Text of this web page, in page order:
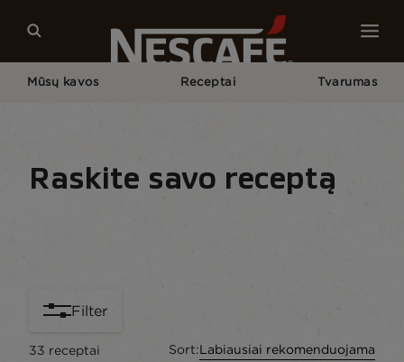
Mūsų kavos Receptai Tvarumas
Raskite savo receptą
Filter
33 receptai Sort:Labiausiai rekomenduojama